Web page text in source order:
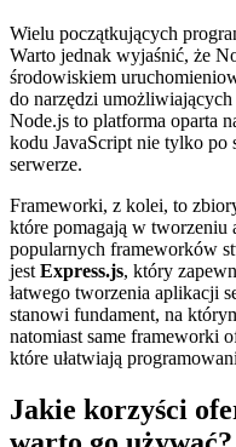
Wielu początkujących
Warto jednak wyjaśnić, że
środowiskiem
do narzędzi
Node.js to platforma oparta
kodu JavaScript nie tylko po
serwerze.
Frameworki, z kolei, to
które pomagają w tworzeniu
popularnych frameworków
jest Express.js, który
łatwego tworzenia aplikacji
stanowi fundament, na
natomiast same frameworki
które ułatwiają
Jakie korzyści